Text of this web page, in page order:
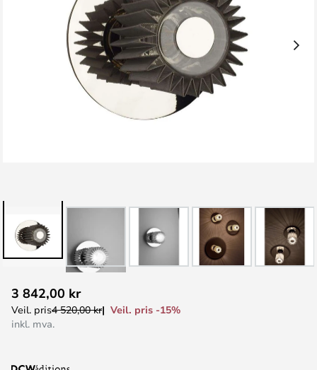
til
begynnelsen
3 842,00 kr
Veil. pris4 520,00 kr
Veil. pris -15%
inkl. mva.